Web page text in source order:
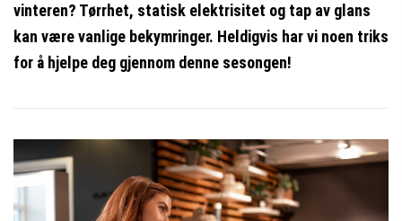
vinteren? Tørrhet, statisk elektrisitet og tap av glans
kan være vanlige bekymringer. Heldigvis har vi noen triks
for å hjelpe deg gjennom denne sesongen!